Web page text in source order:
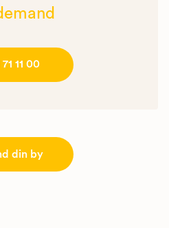
71 11 00
din by